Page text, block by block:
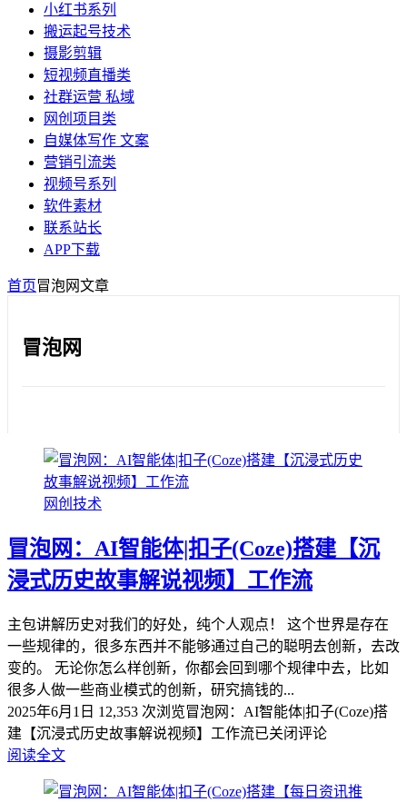
小红书系列
搬运起号技术
摄影剪辑
短视频直播类
社群运营 私域
网创项目类
自媒体写作 文案
营销引流类
视频号系列
软件素材
联系站长
APP下载
首页冒泡网文章
冒泡网
网创技术
冒泡网：AI智能体|扣子(Coze)搭建【沉
浸式历史故事解说视频】工作流
主包讲解历史对我们的好处，纯个人观点！ 这个世界是存在
一些规律的，很多东西并不能够通过自己的聪明去创新，去改
变的。 无论你怎么样创新，你都会回到哪个规律中去，比如
很多人做一些商业模式的创新，研究搞钱的...
2025年6月1日 12,353 次浏览冒泡网：AI智能体|扣子(Coze)搭
建【沉浸式历史故事解说视频】工作流已关闭评论
阅读全文